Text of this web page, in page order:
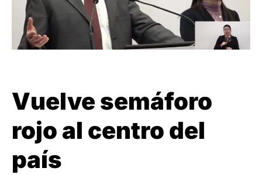
Vuelve semáforo
rojo al centro del
país